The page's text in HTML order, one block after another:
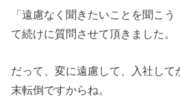
「遠慮なく聞きたいことを聞こ
て続けに質問させて頂きました。
だって、変に遠慮して、入社して
末転倒ですからね。